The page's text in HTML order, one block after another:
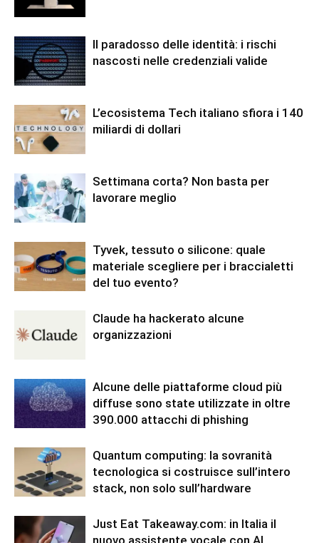
Il paradosso delle identità: i rischi
nascosti nelle credenziali valide
L’ecosistema Tech italiano sfiora i 140
miliardi di dollari
Settimana corta? Non basta per
lavorare meglio
Tyvek, tessuto o silicone: quale
materiale scegliere per i braccialetti
del tuo evento?
Claude ha hackerato alcune
organizzazioni
Alcune delle piattaforme cloud più
diffuse sono state utilizzate in oltre
390.000 attacchi di phishing
Quantum computing: la sovranità
tecnologica si costruisce sull’intero
stack, non solo sull’hardware
Just Eat Takeaway.com: in Italia il
nuovo assistente vocale con AI